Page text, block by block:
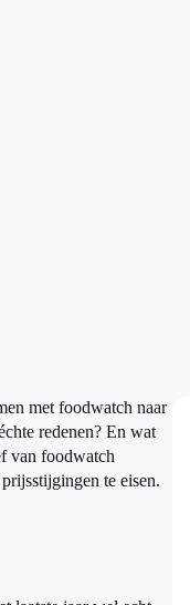
met foodwatch naar
redenen? En wat
van foodwatch
te eisen.